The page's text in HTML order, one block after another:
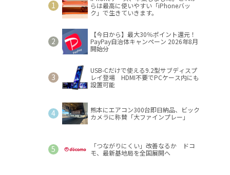
らは最高に使いやすい「iPhoneバッ
ク」で生きていきます。
【今日から】最大30％ポイント還元！
PayPay自治体キャンペーン 2026年8月
開始分
USB-Cだけで使える9.2型サブディスプ
レイ登場 HDMI不要でPCケース内にも
設置可能
熊本にエアコン300台即日納品、ビック
カメラに称賛「大ファインプレー」
「つながりにくい」改善なるか ドコ
モ、最新基地局を全国展開へ